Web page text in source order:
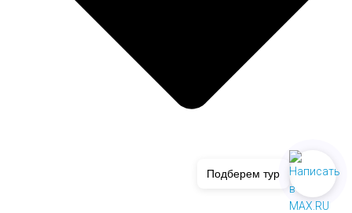
Подберем тур